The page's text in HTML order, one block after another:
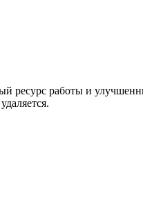
ресурс работы и